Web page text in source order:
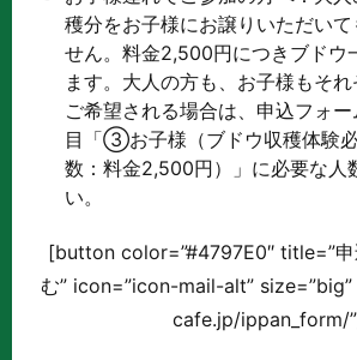
穫分をお子様にお譲りいただいて
せん。料金2,500円につきブドウ
ます。大人の方も、お子様もそ
ご希望される場合は、申込フォ
目「③お子様（ブドウ収穫体験
数：料金2,500円）」に必要な人
い。
[button color=”#4797E0″ title=”申
む” icon=”icon-mail-alt”
cafe.jp/ippan_form/